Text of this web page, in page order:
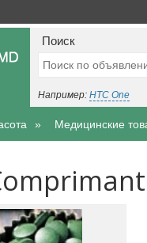
Поиск
Например: HTC One
Медицинские